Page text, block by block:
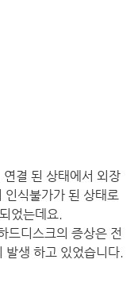
결 된 상태에서 외장
인식불가가 된 상태로
었는데요.
드디스크의 증상은 전
발생 하고 있었습니다.